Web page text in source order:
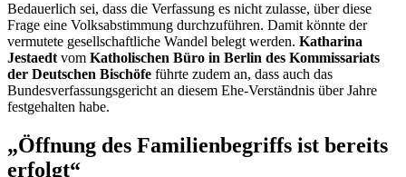
Bedauerlich sei, dass die Verfassung es nicht zulasse, über diese
Frage eine Volksabstimmung durchzuführen. Damit könnte der
vermutete gesellschaftliche Wandel belegt werden. Katharina
Jestaedtvom Katholischen Büro in Berlin des Kommissariats
der Deutschen Bischöfe führte zudem an, dass auch das
Bundesverfassungsgericht an diesem Ehe-Verständnis über Jahre
festgehalten habe.
„Öffnung des Familienbegriffs ist bereits
erfolgt“